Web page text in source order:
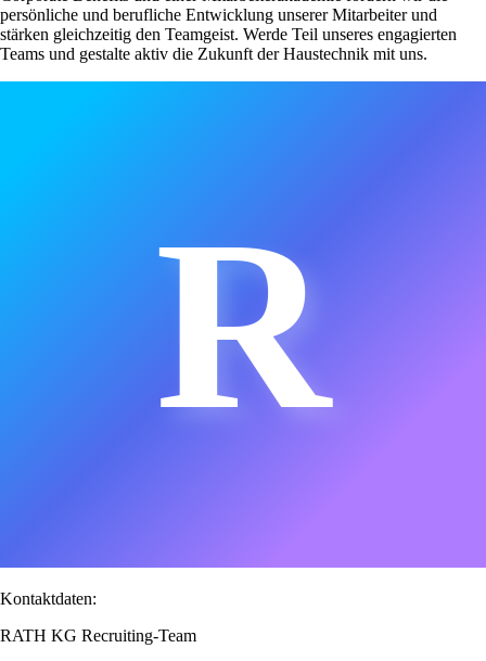
persönliche und berufliche Entwicklung unserer Mitarbeiter und
stärken gleichzeitig den Teamgeist. Werde Teil unseres engagierten
Teams und gestalte aktiv die Zukunft der Haustechnik mit uns.
R
Kontaktdaten:
RATH KG Recruiting-Team